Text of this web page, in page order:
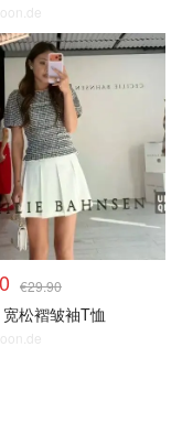
€29.90
宽松褶皱袖T恤